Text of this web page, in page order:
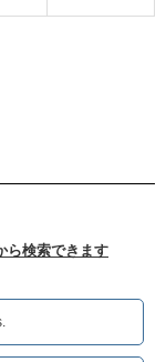
ら検索できます